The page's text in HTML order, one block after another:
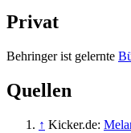
Privat
Behringer ist gelernte
Quellen
↑ Kicker.de: